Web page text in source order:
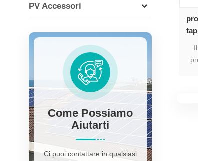
PV Accessori
Come Possiamo
Aiutarti
Ci puoi contattare in qualsiasi